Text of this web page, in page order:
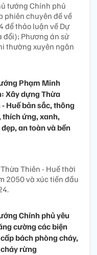
tướng Chính phủ
phiên chuyên đề về
để thảo luận về Dự
đổi); Phương án sử
thường xuyên ngân
Phạm Minh
Xây dựng Thừa
- Huế bản sắc, thông
thích ứng, xanh,
an toàn và bền
Thiên - Huế thời
2050 và xúc tiến đầu
Chính phủ yêu
cường các biện
bách phòng cháy,
rừng